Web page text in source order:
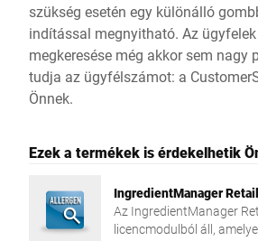
szükség esetén egy különálló
indítással megnyitható. Az
megkeresése még akkor sem nagy
tudja az ügyfélszámot: a
Önnek.
Ezek a termékek is érdekelhetik
IngredientManager
Az IngredientManager
licencmodulból áll,